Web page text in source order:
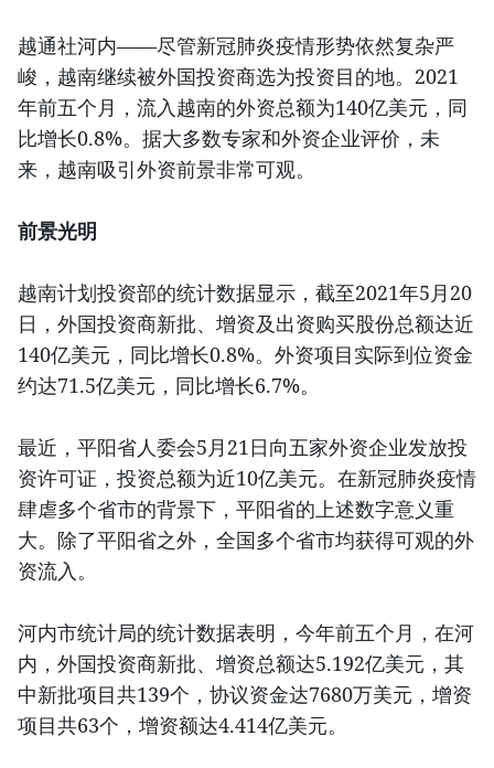
越通社河内——尽管新冠肺炎疫情形势依然复杂严
峻，越南继续被外国投资商选为投资目的地。2021
年前五个月，流入越南的外资总额为140亿美元，同
比增长0.8%。据大多数专家和外资企业评价，未
来，越南吸引外资前景非常可观。
前景光明
越南计划投资部的统计数据显示，截至2021年5月20
日，外国投资商新批、增资及出资购买股份总额达近
140亿美元，同比增长0.8%。外资项目实际到位资金
约达71.5亿美元，同比增长6.7%。
最近，平阳省人委会5月21日向五家外资企业发放投
资许可证，投资总额为近10亿美元。在新冠肺炎疫情
肆虐多个省市的背景下，平阳省的上述数字意义重
大。除了平阳省之外，全国多个省市均获得可观的外
资流入。
河内市统计局的统计数据表明，今年前五个月，在河
内，外国投资商新批、增资总额达5.192亿美元，其
中新批项目共139个，协议资金达7680万美元，增资
项目共63个，增资额达4.414亿美元。